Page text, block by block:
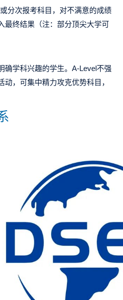
分次报考科目，对不满意的成绩
最终结果 （注：部分顶尖大学可
确学科兴趣的学生。A-Level不强
，可集中精力攻克优势科目，